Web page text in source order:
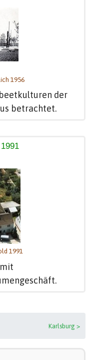
1956
der
betrachtet.
1991
Karlsburg >